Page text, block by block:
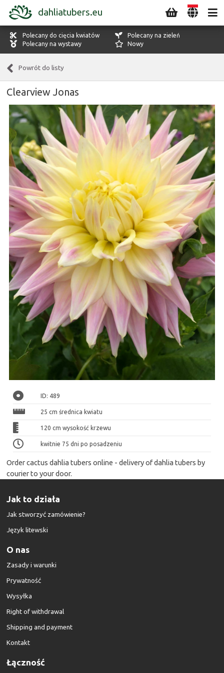
dahliatubers.eu
Polecany do cięcia kwiatów
Polecany na zieleń
Polecany na wystawy
Nowy
Powrót do listy
Clearview Jonas
ID: 489
25 cm średnica kwiatu
120 cm wysokość krzewu
kwitnie 75 dni po posadzeniu
Order cactus dahlia tubers online - delivery of dahlia tubers by
courier to your door.
Jak to działa
Jak stworzyć zamówienie?
Język litewski
O nas
Zasady i warunki
Prywatność
Wysyłka
Right of withdrawal
Shipping and payment
Kontakt
Łączność